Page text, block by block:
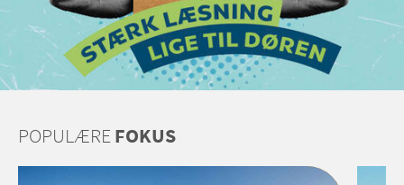
POPULÆREFOKUS